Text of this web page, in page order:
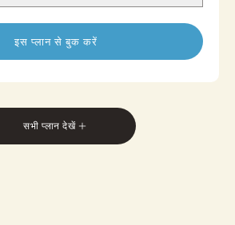
और आधुनिक आराम का संतुलन रखने
शामिल है; नागोया ओबी विकल्प की उपलब्धता
है।
इस प्लान से बुक करें
सभी प्लान देखें